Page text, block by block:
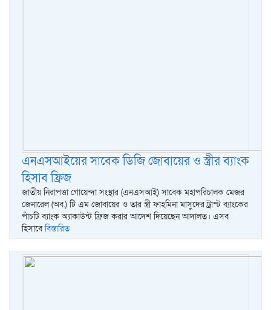
এনএসআইয়ের সাবেক ডিজি জোবায়ের ও স্ত্রীর ব্যাংক
হিসাব ফ্রিজ
জাতীয় নিরাপত্তা গোয়েন্দা সংস্থার (এনএসআই) সাবেক মহাপরিচালক মেজর
জেনারেল (অব.) টি এম জোবায়ের ও তার স্ত্রী ফাহমিনা মাসুদের ট্রাস্ট ব্যাংকের
পাঁচটি ব্যাংক অ্যাকাউন্ট ফ্রিজ করার আদেশ দিয়েছেন আদালত। এসব
হিসাবেবিস্তারিত